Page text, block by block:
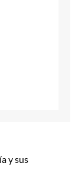
y sus